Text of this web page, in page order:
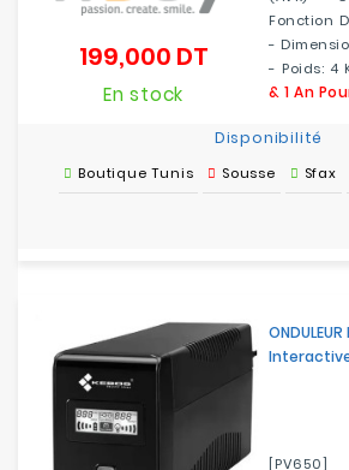
Fonction
-
- Poids: 4
& 1 An
199,000 DTPrix
En stock
Disponibilité
Boutique Tunis Sousse Sfax
[PV650]